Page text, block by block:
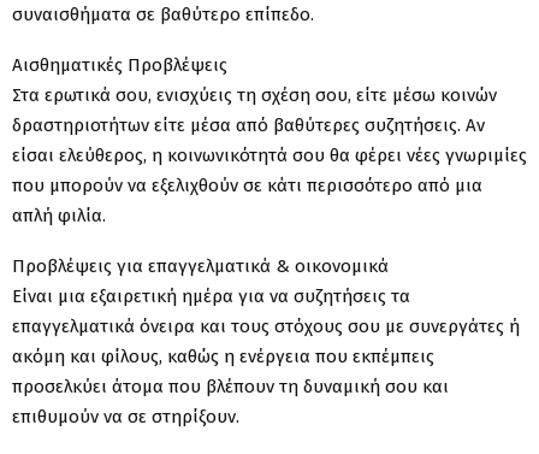
συναισθήματα σε βαθύτερο επίπεδο.
Αισθηματικές Προβλέψεις
Στα ερωτικά σου, ενισχύεις τη σχέση σου, είτε μέσω κοινών
δραστηριοτήτων είτε μέσα από βαθύτερες συζητήσεις. Αν
είσαι ελεύθερος, η κοινωνικότητά σου θα φέρει νέες γνωριμίες
που μπορούν να εξελιχθούν σε κάτι περισσότερο από μια
απλή φιλία.
Προβλέψεις για επαγγελματικά & οικονομικά
Είναι μια εξαιρετική ημέρα για να συζητήσεις τα
επαγγελματικά όνειρα και τους στόχους σου με συνεργάτες ή
ακόμη και φίλους, καθώς η ενέργεια που εκπέμπεις
προσελκύει άτομα που βλέπουν τη δυναμική σου και
επιθυμούν να σε στηρίξουν.